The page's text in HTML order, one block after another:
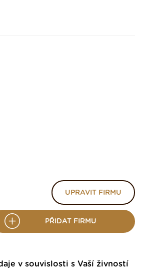
UPRAVIT FIRMU
PŘIDAT FIRMU
v souvislosti s Vaší živností